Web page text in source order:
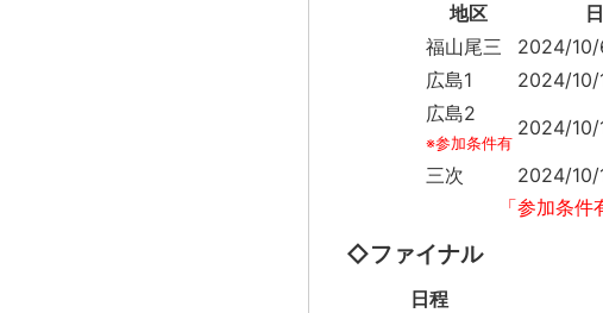
地区
福山尾三
2024/10/
広島1
2024/10/
広島2
※参加条件有
2024/10/
三次
2024/10/
「参加条
◇ファイナル
日程